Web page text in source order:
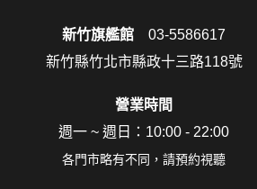
新竹旗艦館 03-5586617
新竹縣竹北市縣政十三路118號
營業時間
週一 ~ 週日：10:00 - 22:00
各門市略有不同，請預約視聽